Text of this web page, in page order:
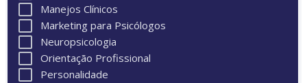
Manejos Clínicos
Marketing para Psicólogos
Neuropsicologia
Orientação Profissional
Personalidade